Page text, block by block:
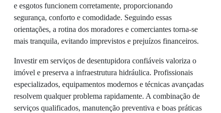
e esgotos funcionem corretamente, proporcionando
segurança, conforto e comodidade. Seguindo essas
orientações, a rotina dos moradores e comerciantes torna-se
mais tranquila, evitando imprevistos e prejuízos financeiros.
Investir em serviços de desentupidora confiáveis valoriza o
imóvel e preserva a infraestrutura hidráulica. Profissionais
especializados, equipamentos modernos e técnicas avançadas
resolvem qualquer problema rapidamente. A combinação de
serviços qualificados, manutenção preventiva e boas práticas